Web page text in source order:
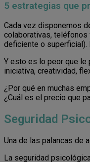
5 estrategias que
Cada vez disponemos
colaborativas, teléfonos
deficiente o superficial).
Y esto es lo peor que le
iniciativa, creatividad,
¿Por qué en muchas
¿Cuál es el precio que
Seguridad
Una de las palancas de
La seguridad